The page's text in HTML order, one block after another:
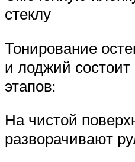
стеклу
Тонирование
и лоджий состоит
этапов:
На чистой
разворачивают